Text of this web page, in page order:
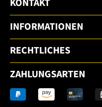
KONTAKT
INFORMATIONEN
RECHTLICHES
ZAHLUNGSARTEN